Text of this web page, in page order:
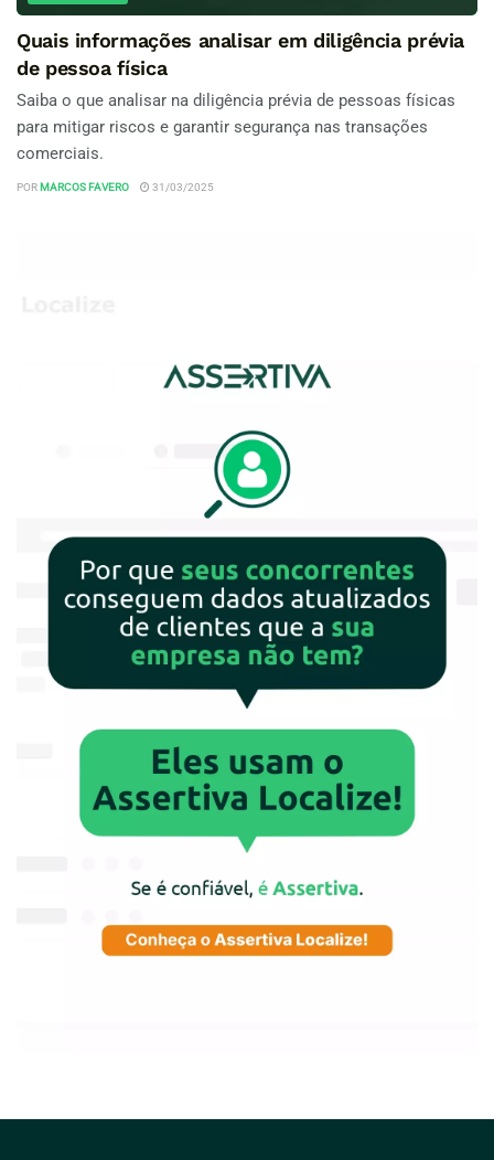
Quais informações analisar em diligência prévia
de pessoa física
Saiba o que analisar na diligência prévia de pessoas físicas
para mitigar riscos e garantir segurança nas transações
comerciais.
POR MARCOS FAVERO 31/03/2025